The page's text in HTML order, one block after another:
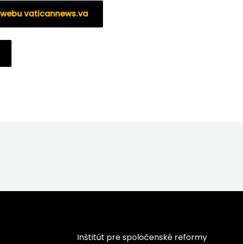
vaticannews.va
Inštitút pre spoločenské reformy